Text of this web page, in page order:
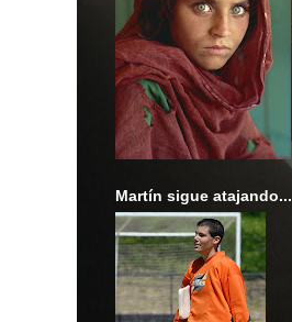
Martín sigue atajando...